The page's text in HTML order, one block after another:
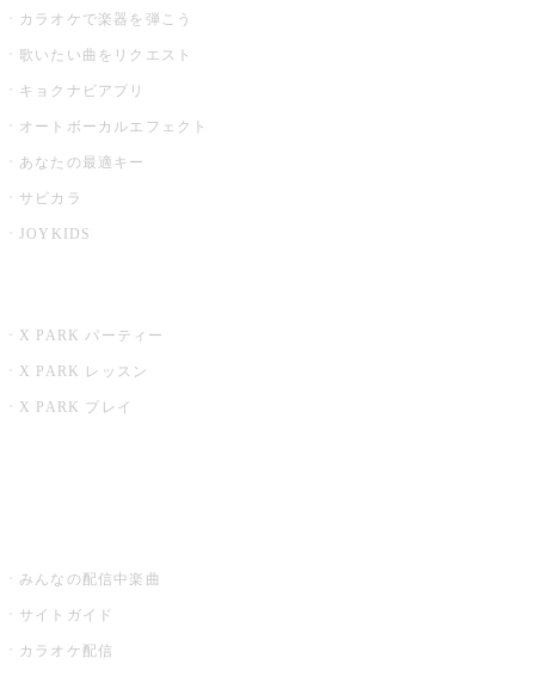
カラオケで楽器を弾こう
歌いたい曲をリクエスト
キョクナビアプリ
オートボーカルエフェクト
あなたの最適キー
サビカラ
JOYKIDS
X PARK パーティー
X PARK レッスン
X PARK プレイ
みんなの配信中楽曲
サイトガイド
カラオケ配信